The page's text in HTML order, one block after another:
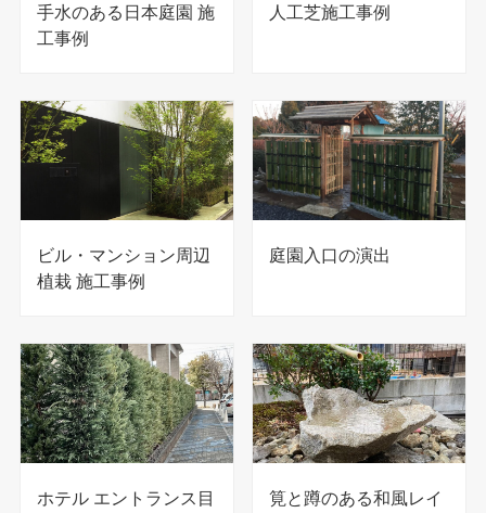
手水のある日本庭園 施
工事例
人工芝施工事例
ビル・マンション周辺
植栽 施工事例
庭園入口の演出
ホテル エントランス目
筧と蹲のある和風レイ